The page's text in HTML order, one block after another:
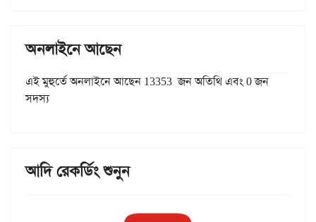
অনলাইনে আছেন
এই মুহুর্তে অনলাইনে আছেন 13353 জন অতিথি এবং 0 জন
সদস্য
আদি রেকর্ডিং শুনুন